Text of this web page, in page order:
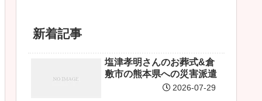
新着記事
塩津孝明さんのお葬式&倉
敷市の熊本県への災害派遣
2026-07-29